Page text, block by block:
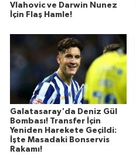
Vlahovic ve Darwin Nunez
İçin Flaş Hamle!
Galatasaray'da Deniz Gül
Bombası! Transfer İçin
Yeniden Harekete Geçildi:
İşte Masadaki Bonservis
Rakamı!